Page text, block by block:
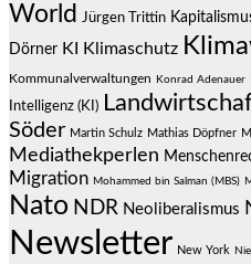
World Jürgen Trittin
Dörner KI Klimaschutz
Kommunalverwaltungen Konrad Adenauer
Intelligenz (KI)
Söder Martin Schulz Mathias Döpfner
Mediathekperlen
Migration Mohammed bin Salman (MBS)
Nato NDR Neoliberalismus
Newsletter New York